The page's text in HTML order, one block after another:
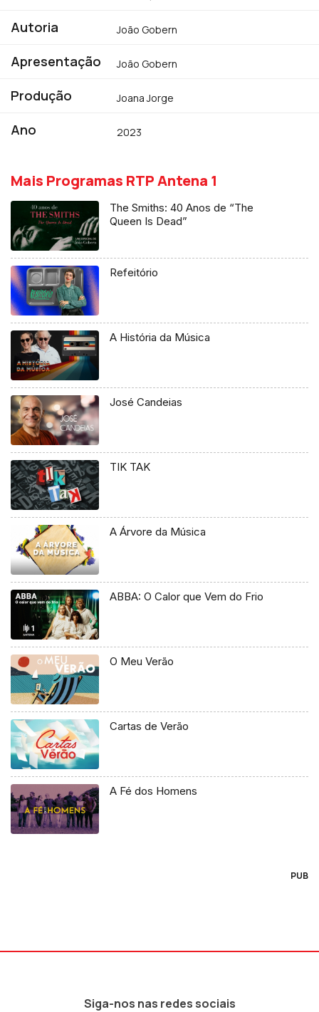
Autoria João Gobern
Apresentação João Gobern
Produção Joana Jorge
Ano 2023
Mais Programas RTP Antena 1
The Smiths: 40 Anos de “The
Queen Is Dead”
Refeitório
A História da Música
José Candeias
TIK TAK
A Árvore da Música
ABBA: O Calor que Vem do Frio
O Meu Verão
Cartas de Verão
A Fé dos Homens
PUB
Siga-nos nas redes sociais